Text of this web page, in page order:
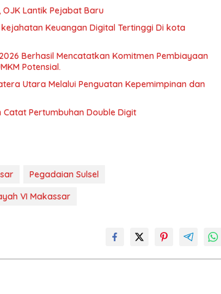
Lantik Pejabat Baru
Keuangan Digital Tertinggi Di kota
2026 Berhasil Mencatatkan Komitmen Pembiayaan
Potensial.
Utara Melalui Penguatan Kepemimpinan dan
Pertumbuhan Double Digit
Pegadaian Sulsel
VI Makassar